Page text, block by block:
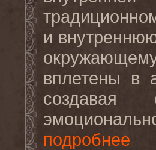
и
вплетены в
создавая
подробнее